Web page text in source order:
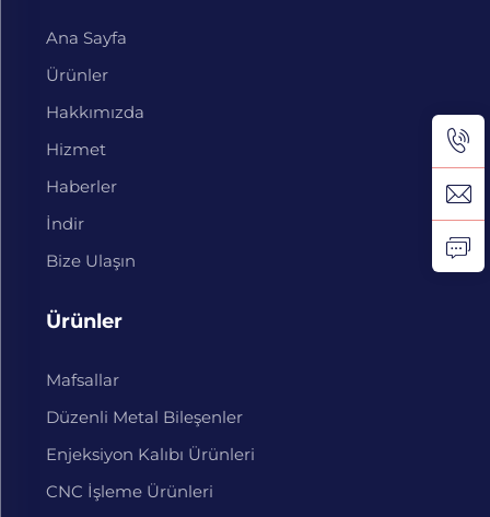
Ana Sayfa
Ürünler
Hakkımızda
Hizmet
Haberler
İndir
Bize Ulaşın
Ürünler
Mafsallar
Düzenli Metal Bileşenler
Enjeksiyon Kalıbı Ürünleri
CNC İşleme Ürünleri